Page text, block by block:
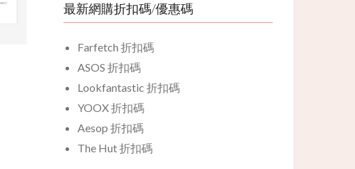
最新網購折扣碼/優惠碼
Farfetch 折扣碼
ASOS 折扣碼
Lookfantastic 折扣碼
YOOX 折扣碼
Aesop 折扣碼
The Hut 折扣碼